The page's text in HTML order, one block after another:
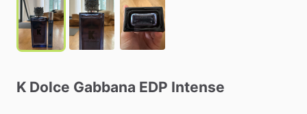
K Dolce Gabbana EDP Intense